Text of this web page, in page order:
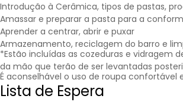
Introdução à Cerâmica, tipos de pastas,
Amassar e preparar a pasta para a
Aprender a centrar, abrir e puxar
Armazenamento, reciclagem do barro e
*Estão incluídas as cozeduras e vidragem
da mão que terão de ser levantadas
É aconselhável o uso de roupa confortável
Lista de Espera